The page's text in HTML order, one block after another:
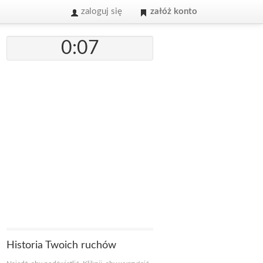
zaloguj się załóż konto
0:07
Historia Twoich ruchów